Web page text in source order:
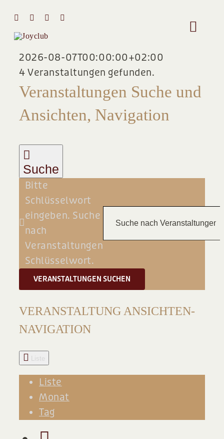
springen
Toggle
MIT MIR
BLOG
2026-08-07T00:00:00+02:00
4 Veranstaltungen gefunden.
VERANSTALTUNGEN
Veranstaltungen Suche und
Ansichten, Navigation
Suche
Bitte
Schlüsselwort
eingeben. Suche
nach
Veranstaltungen
Schlüsselwort.
VERANSTALTUNGEN SUCHEN
VERANSTALTUNG ANSICHTEN-
NAVIGATION
Liste
Liste
Monat
Tag